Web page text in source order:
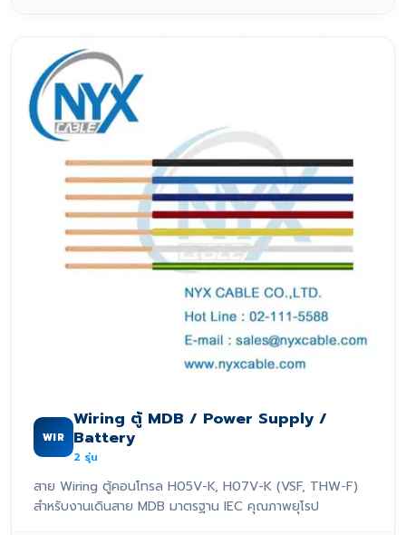
WIR
Wiring ตู้ MDB / Power Supply /
Battery
2 รุ่น
สาย Wiring ตู้คอนโทรล H05V-K, H07V-K (VSF, THW-F)
สำหรับงานเดินสาย MDB มาตรฐาน IEC คุณภาพยุโรป